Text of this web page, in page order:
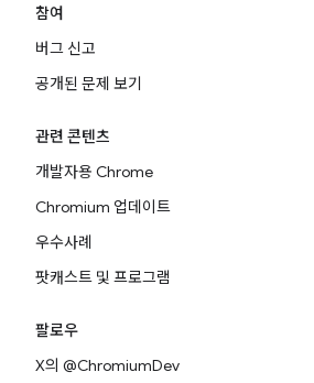
참여
버그 신고
공개된 문제 보기
관련 콘텐츠
개발자용 Chrome
Chromium 업데이트
우수사례
팟캐스트 및 프로그램
팔로우
X의 @ChromiumDev